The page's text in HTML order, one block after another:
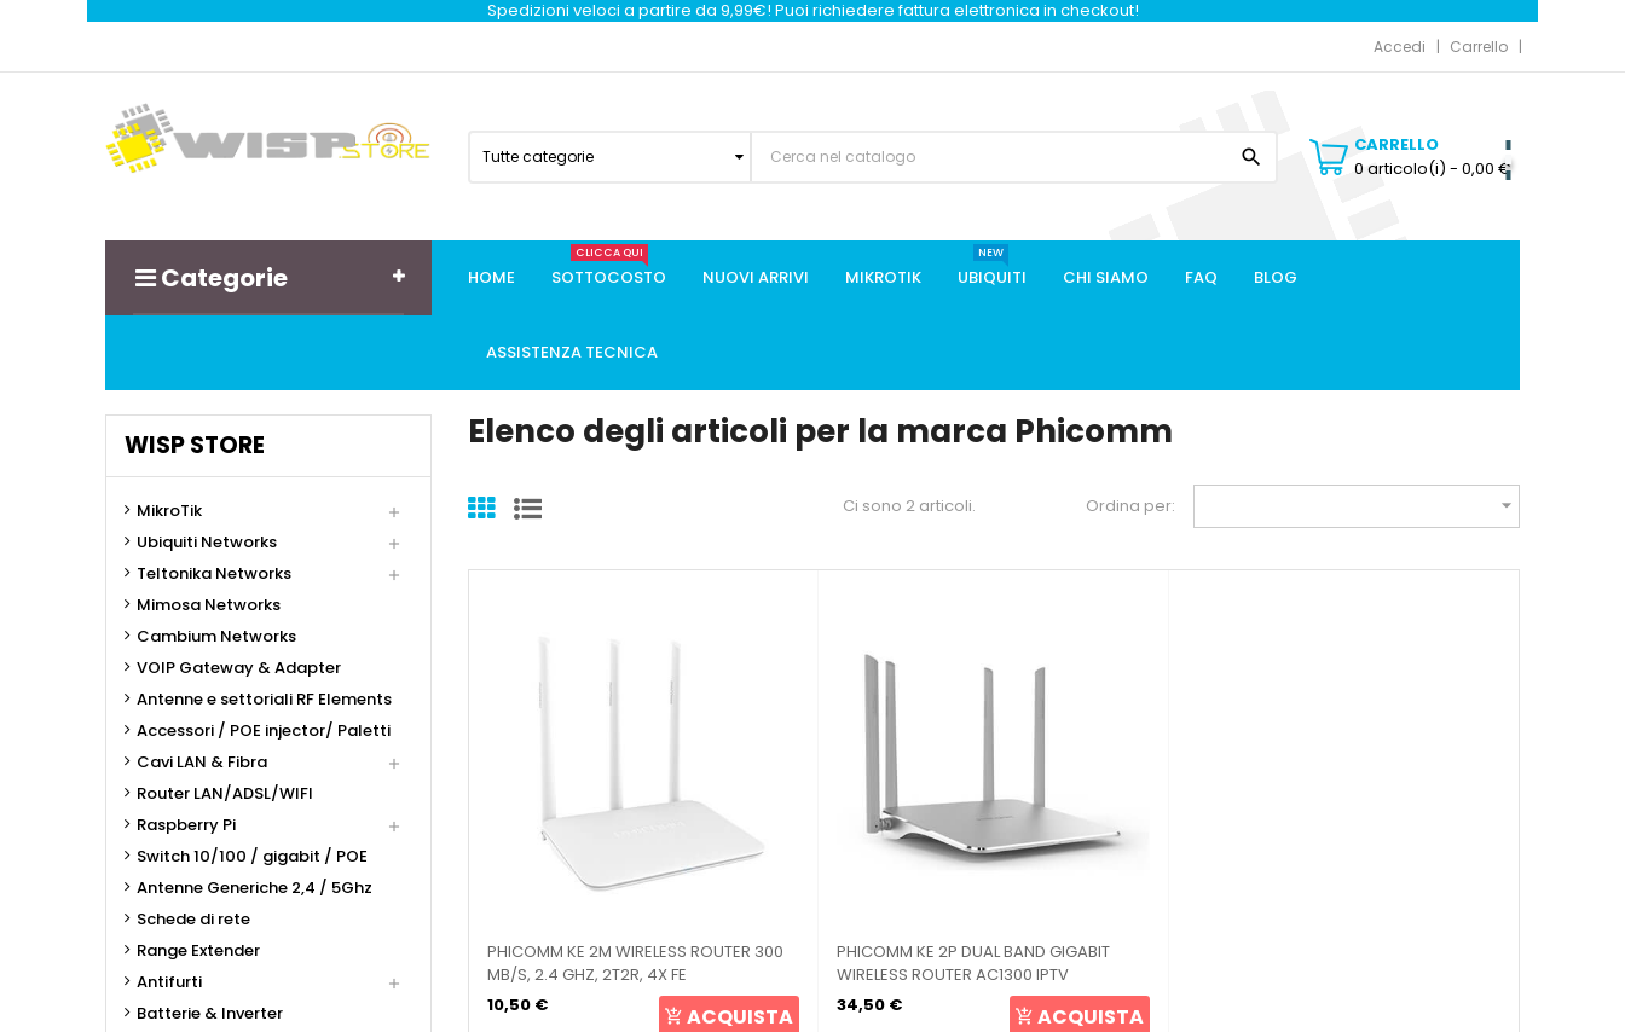
Spedizioni veloci a partire da 9,99€! Puoi richiedere fattura elettronica in checkout!
Accedi Carrello
Tutte categorie 
CARRELLO
0 articolo(i) - 0,00 €
Categorie HOME SOTTOCOSTO
CLICCA QUI
NUOVI ARRIVI MIKROTIK UBIQUITI
NEW
CHI SIAMO FAQ BLOG
ASSISTENZA TECNICA
WISP STORE
MikroTik 
Ubiquiti Networks 
Teltonika Networks 
Mimosa Networks
Cambium Networks
VOIP Gateway & Adapter
Antenne e settoriali RF Elements
Accessori / POE injector/ Paletti
Cavi LAN & Fibra

Router LAN/ADSL/WIFI
Raspberry Pi

Switch 10/100 / gigabit / POE
Antenne Generiche 2,4 / 5Ghz
Schede di rete
Range Extender
Antifurti

Batterie & Inverter
Elenco degli articoli per la marca Phicomm
Ci sono 2 articoli. Ordina per: 
PHICOMM KE 2M WIRELESS ROUTER 300
MB/S, 2.4 GHZ, 2T2R, 4X FE
10,50 €
ACQUISTA
PHICOMM KE 2P DUAL BAND GIGABIT
WIRELESS ROUTER AC1300 IPTV
34,50 €
ACQUISTA